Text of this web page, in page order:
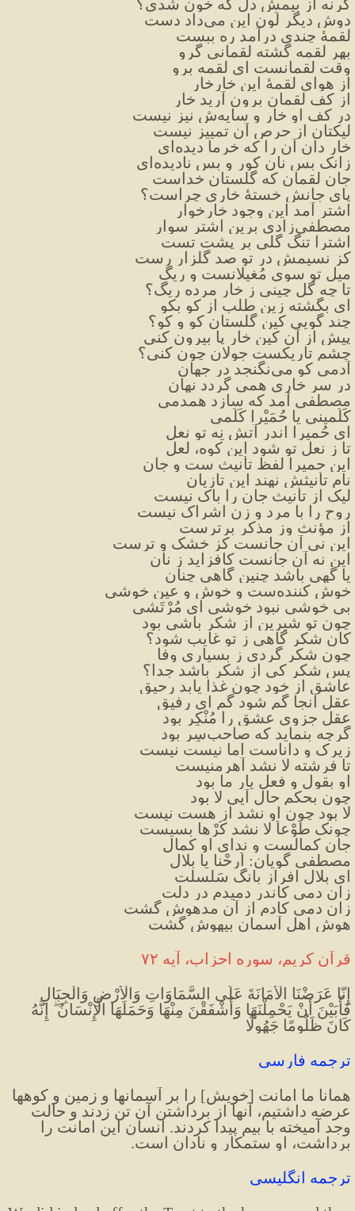
گرنه از بیمش دل کُه خون شدی؟
دوش دیگر لَون این می‌داد دست
لقمهٔ چندی درآمد ره ببست
بهر لقمه گشته لقمانی گرو
وقت لقمانست ای لقمه برو
از هوای لقمهٔ این خارخار
از کف لقمان برون آرید خار
در کف او خار و سایه‌ش نیز نیست
لیکتان از حرص آن تمییز نیست
خار دان آن را که خرما دیده‌ای
زانک بس نان کور و بس نادیده‌ای
جان لقمان که گلستان خداست
پای جانش خستهٔ خاری چراست؟
اشتر آمد این وجود خارخوار
مصطفی‌زادی برین اشتر سوار
اشترا تنگ گُلی بر پشت تست
کز نسیمش در تو صد گلزار رست
میل تو سوی مُغیلانست و ریگ
تا چه گل چینی ز خار مرده ریگ؟
ای بگشته زین طلب از کو بکو
چند گویی کین گلستان کو و کو؟
پیش از آن کین خار پا بیرون کنی
چشم تاریکست جولان چون کنی؟
آدمی کو می‌نگنجد در جهان
در سر خاری همی گردد نهان
مصطفی آمد که سازد همدمی
کَلِّمینی یا حُمَیْرا کَلِّمی
ای حُمیرا اندر آتش نِه تو نعل
تا ز نعل تو شود این کوه، لعل
این حمیرا لفظ تأنیث ست و جان
نام تأنیثش نهند این تازیان
لیک از تأنیث جان را باک نیست
روح را با مرد و زن اشراک نیست
از مؤنث وز مذکر برترست
این نی آن جانست کز خشک و ترست
این نه آن جانست کافزاید ز نان
یا گهی باشد چنین گاهی چنان
خوش کننده‌ست و خوش و عین خوشی
بی خوشی نبود خوشی ای مُرْتَشی
چون تو شیرین از شکر باشی بود
کان شکر گاهی ز تو غایب شود؟
چون شکر گردی ز بسياری وفا
پس شکر کی از شکر باشد جدا؟
عاشق از خود چون غذا یابد رحیق
عقل آنجا گم شود گم ای رفیق
عقل جزوی عشق را مُنْکِر بود
گرچه بنماید که صاحب‌سِر بود
زیرک و داناست اما نیست نیست
تا فرشته لا نشد آهرمنیست
او بقول و فعل یار ما بود
چون بحکم حال آیی لا بود
لا بود چون او نشد از هست نیست
چونک طَوْعاً لا نشد کُرْها بسیست
جان کمالست و ندای او کمال
مصطفی گویان: اَرِحْنا یا بِلال
ای بلال افراز بانگ سَلسلت
زان دمی کاندر دمیدم در دلت
زان دمی کادم از آن مدهوش گشت
هوش اهل آسمان بیهوش گشت
قرآن کریم، سوره احزاب، آیه ۷۲
كَانَ ظَلُومًا جَهُولًا
ترجمه فارسی
همانا ما امانت
[خويش]
برداشت، او ستمکار و نادان است.
ترجمه انگلیسی